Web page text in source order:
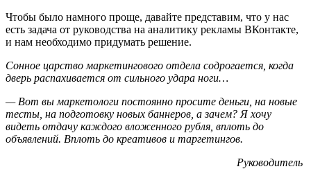
Чтобы было намного проще, давайте представим, что у нас
есть задача от руководства на аналитику рекламы ВКонтакте,
и нам необходимо придумать решение.
Сонное царство маркетингового отдела содрогается, когда
дверь распахивается от сильного удара ноги…
— Вот вы маркетологи постоянно просите деньги, на новые
тесты, на подготовку новых баннеров, а зачем? Я хочу
видеть отдачу каждого вложенного рубля, вплоть до
объявлений. Вплоть до креативов и таргетингов.
Руководитель